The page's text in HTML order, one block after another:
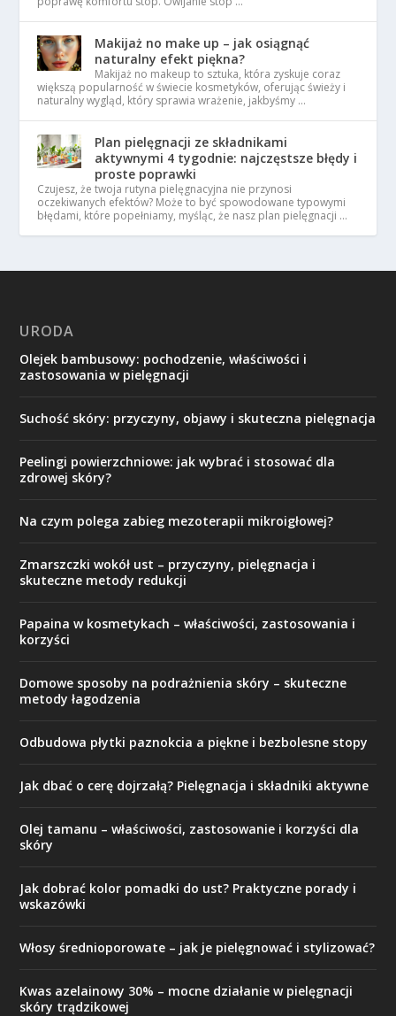
Makijaż no make up – jak osiągnąć
naturalny efekt piękna?
Makijaż no makeup to sztuka, która zyskuje coraz
większą popularność w świecie kosmetyków, oferując świeży i
naturalny wygląd, który sprawia wrażenie, jakbyśmy …
Plan pielęgnacji ze składnikami
aktywnymi 4 tygodnie: najczęstsze błędy i
proste poprawki
Czujesz, że twoja rutyna pielęgnacyjna nie przynosi
oczekiwanych efektów? Może to być spowodowane typowymi
błędami, które popełniamy, myśląc, że nasz plan pielęgnacji …
URODA
Olejek bambusowy: pochodzenie, właściwości i
zastosowania w pielęgnacji
Suchość skóry: przyczyny, objawy i skuteczna pielęgnacja
Peelingi powierzchniowe: jak wybrać i stosować dla
zdrowej skóry?
Na czym polega zabieg mezoterapii mikroigłowej?
Zmarszczki wokół ust – przyczyny, pielęgnacja i
skuteczne metody redukcji
Papaina w kosmetykach – właściwości, zastosowania i
korzyści
Domowe sposoby na podrażnienia skóry – skuteczne
metody łagodzenia
Odbudowa płytki paznokcia a piękne i bezbolesne stopy
Jak dbać o cerę dojrzałą? Pielęgnacja i składniki aktywne
Olej tamanu – właściwości, zastosowanie i korzyści dla
skóry
Jak dobrać kolor pomadki do ust? Praktyczne porady i
wskazówki
Włosy średnioporowate – jak je pielęgnować i stylizować?
Kwas azelainowy 30% – mocne działanie w pielęgnacji
skóry trądzikowej